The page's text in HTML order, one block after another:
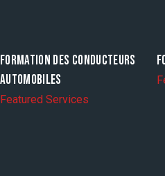
FORMATION DES CONDUCTEURS
AUTOMOBILES
Featured Services